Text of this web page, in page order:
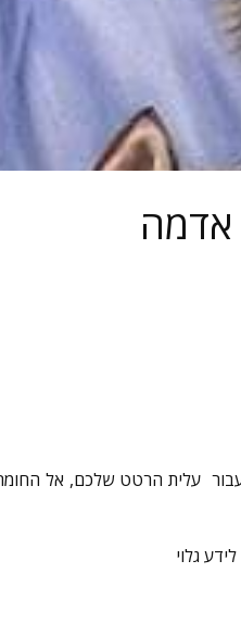
עלית הרטט שלכם, אל
גלוי